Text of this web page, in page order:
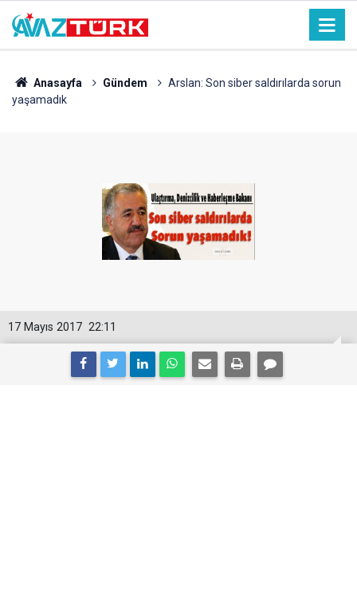
Anasayfa Gündem
Arslan: Son siber saldırılarda sorun
yaşamadık
22:11
17 Mayıs 2017